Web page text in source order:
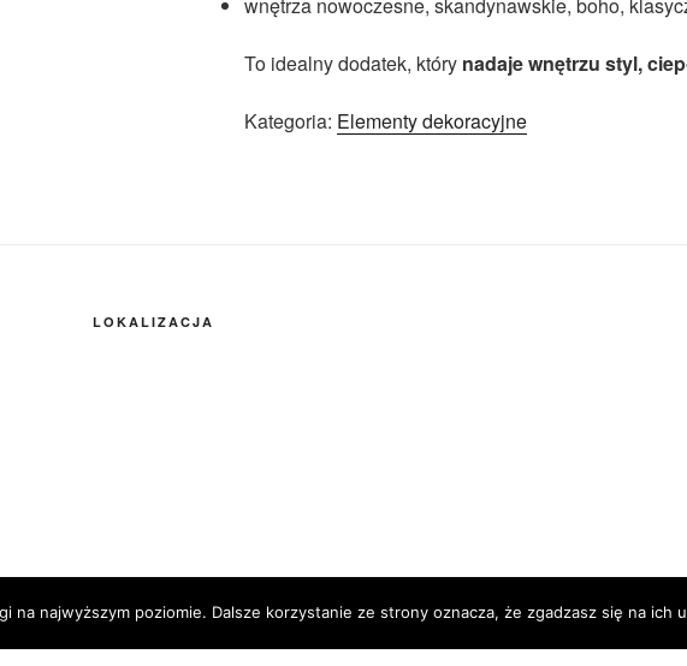
To idealny dodatek, który nadaje wnętrzu styl,
Kategoria: Elementy dekoracyjne
LOKALIZACJA
na najwyższym poziomie. Dalsze korzystanie ze strony oznacza, że zgadzasz się na ich